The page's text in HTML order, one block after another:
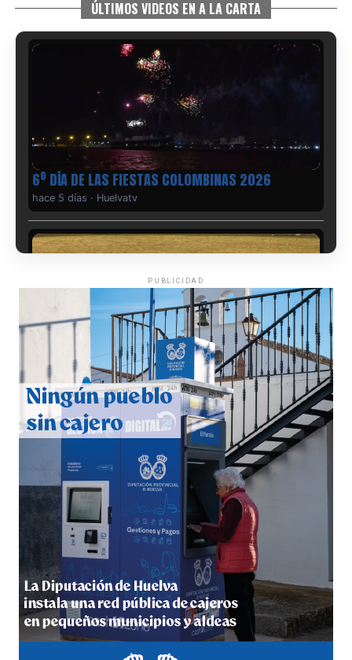
ÚLTIMOS VIDEOS EN A LA CARTA
6º DÍA DE LAS FIESTAS COLOMBINAS 2026
hace 5 días · Huelvatv
QUINTA CORRIDA DE LAS FIESTAS COLOMBINAS
2026
hace 6 días·Huelvatv
5º DÍA DE LAS FIESTAS COLOMBINAS 2026
hace 6 días·Huelvatv
PUBLICIDAD